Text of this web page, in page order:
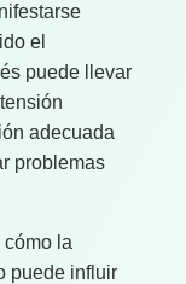
el
puede llevar
adecuada
problemas
la
puede influir